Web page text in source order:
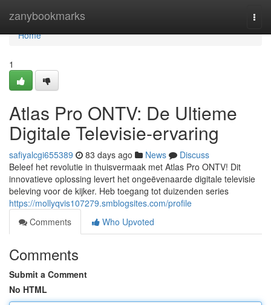
zanybookmarks
Home
Home
1
Atlas Pro ONTV: De Ultieme
Digitale Televisie-ervaring
safiyalcgi655389 83 days ago News
Discuss
Beleef het revolutie in thuisvermaak met Atlas Pro ONTV! Dit
innovatieve oplossing levert het ongeëvenaarde digitale televisie
beleving voor de kijker. Heb toegang tot duizenden series
https://mollyqvis107279.smblogsites.com/profile
Comments
Who Upvoted
Comments
Submit a Comment
No HTML